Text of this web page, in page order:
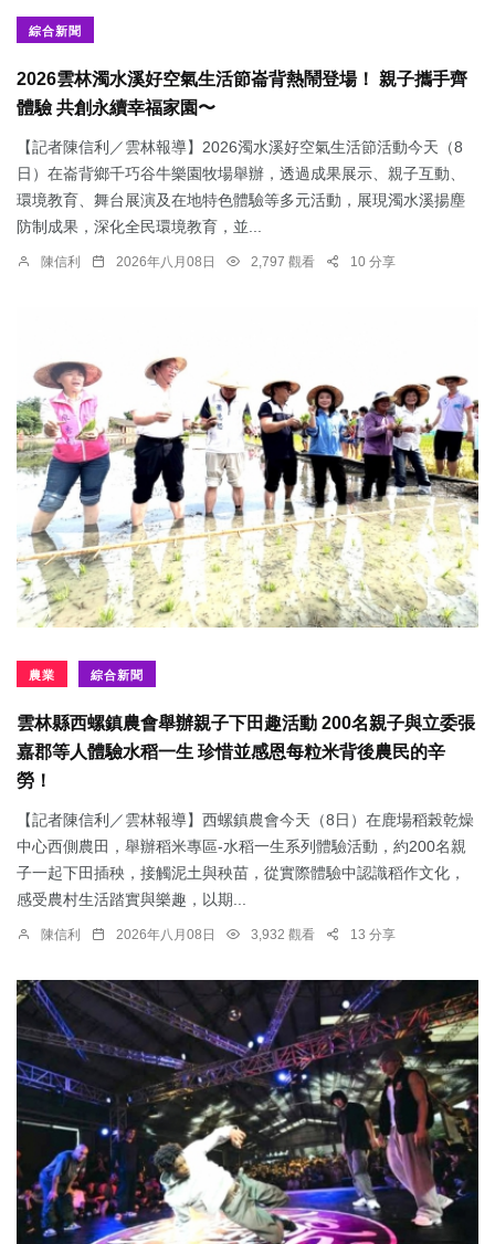
綜合新聞
2026雲林濁水溪好空氣生活節崙背熱鬧登場！ 親子攜手齊
體驗 共創永續幸福家園〜
【記者陳信利／雲林報導】2026濁水溪好空氣生活節活動今天（8
日）在崙背鄉千巧谷牛樂園牧場舉辦，透過成果展示、親子互動、
環境教育、舞台展演及在地特色體驗等多元活動，展現濁水溪揚塵
防制成果，深化全民環境教育，並...
陳信利 2026年八月08日 2,797 觀看 10 分享
農業 綜合新聞
雲林縣西螺鎮農會舉辦親子下田趣活動 200名親子與立委張
嘉郡等人體驗水稻一生 珍惜並感恩每粒米背後農民的辛
勞！
【記者陳信利／雲林報導】西螺鎮農會今天（8日）在鹿場稻榖乾燥
中心西側農田，舉辦稻米專區-水稻一生系列體驗活動，約200名親
子一起下田插秧，接觸泥土與秧苗，從實際體驗中認識稻作文化，
感受農村生活踏實與樂趣，以期...
陳信利 2026年八月08日 3,932 觀看 13 分享